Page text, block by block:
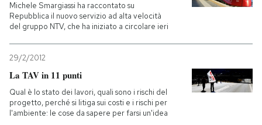
Michele Smargiassi ha raccontato su
Repubblica il nuovo servizio ad alta velocità
del gruppo NTV, che ha iniziato a circolare ieri
29/2/2012
La TAV in 11 punti
Qual è lo stato dei lavori, quali sono i rischi del
progetto, perché si litiga sui costi e i rischi per
l'ambiente: le cose da sapere per farsi un'idea